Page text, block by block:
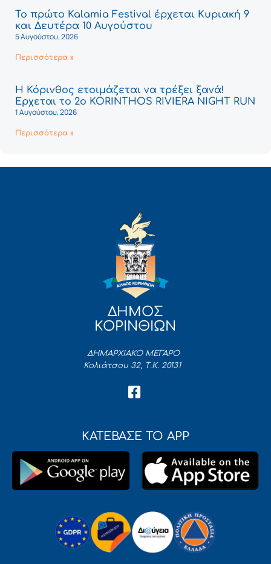
Το πρώτο Kalamia Festival έρχεται Κυριακή 9
και Δευτέρα 10 Αυγούστου
5 Αυγούστου, 2026
Περισσότερα »
Η Κόρινθος ετοιμάζεται να τρέξει ξανά!
Έρχεται το 2ο KORINTHOS RIVIERA NIGHT RUN
1 Αυγούστου, 2026
Περισσότερα »
ΔΗΜΟΣ
ΚΟΡΙΝΘΙΩΝ
ΔΗΜΑΡΧΙΑΚΟ ΜΕΓΑΡΟ
Κολιάτσου 32, Τ.Κ. 20131
ΚΑΤΕΒΑΣΕ ΤΟ APP